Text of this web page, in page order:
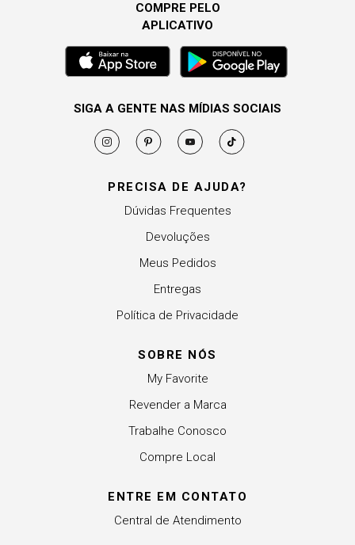
PRECISA DE AJUDA?
Dúvidas Frequentes
Devoluções
Meus Pedidos
Entregas
Política de Privacidade
SOBRE NÓS
My Favorite
Revender a Marca
Trabalhe Conosco
Compre Local
ENTRE EM CONTATO
Central de Atendimento
COMPRE PELO
APLICATIVO
SIGA A GENTE NAS MÍDIAS SOCIAIS